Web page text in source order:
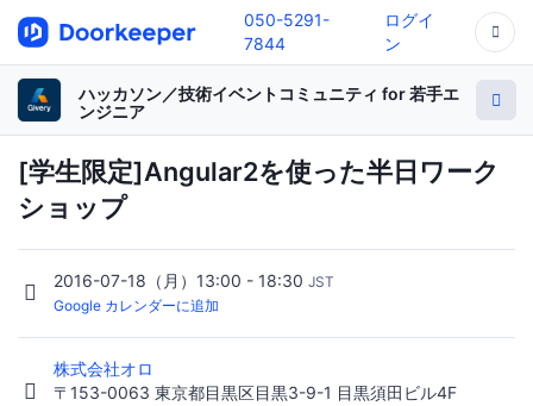
050-5291-
7844
ログイ
ン
ハッカソン／技術イベントコミュニティ for 若手エ
ンジニア
[学生限定]Angular2を使った半日ワーク
ショップ
2016-07-18（月）13:00 - 18:30 JST
Google カレンダーに追加
株式会社オロ
〒153-0063 東京都目黒区目黒3-9-1 目黒須田ビル4F